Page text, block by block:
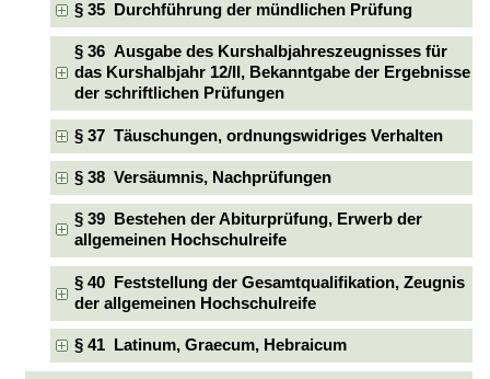
§ 35 Durchführung der mündlichen Prüfung
§ 36 Ausgabe des Kurshalbjahreszeugnisses für
das Kurshalbjahr 12/II, Bekanntgabe der Ergebnisse
der schriftlichen Prüfungen
§ 37 Täuschungen, ordnungswidriges Verhalten
§ 38 Versäumnis, Nachprüfungen
§ 39 Bestehen der Abiturprüfung, Erwerb der
allgemeinen Hochschulreife
§ 40 Feststellung der Gesamtqualifikation, Zeugnis
der allgemeinen Hochschulreife
§ 41 Latinum, Graecum, Hebraicum